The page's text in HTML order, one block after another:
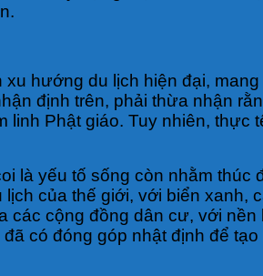
hướng du lịch hiện đại,
định trên, phải thừa nhận
linh Phật giáo. Tuy nhiên,
là yếu tố sống còn nhằm thúc
của thế giới, với biển
cộng đồng dân cư, với
có đóng góp nhật định để